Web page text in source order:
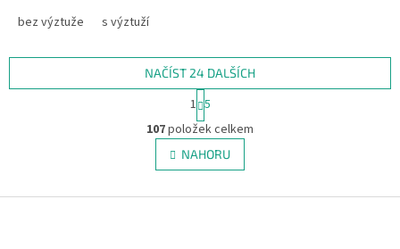
bez výztuže s výztuží
O
v
l
á
NAČÍST 24 DALŠÍCH
S
t
r
á
n
k
v
1 5
107položek celkem
NAHORU